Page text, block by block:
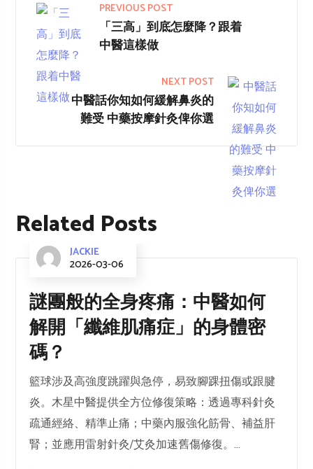
PREVIOUS POST
「三高」到底怎麼降？跟着
中醫這樣做
NEXT POST
中醫話你知如何緩解鼻炎的
難受 中藥按摩針灸俾你選
Related Posts
JACKIE
2026-03-06
謎團般的全身疼痛：中醫如何
解開「纖維肌痛症」的身體密
碼？
籃球涉及高強度跳躍與急停，易致腳踝扭傷或跟腱
炎。木星中醫提供全方位修復策略：透過專科針灸
疏通經絡、精準止痛；中藥內服強化筋骨、補益肝
腎；並應用雷射針灸/艾灸加速舊傷修復。...